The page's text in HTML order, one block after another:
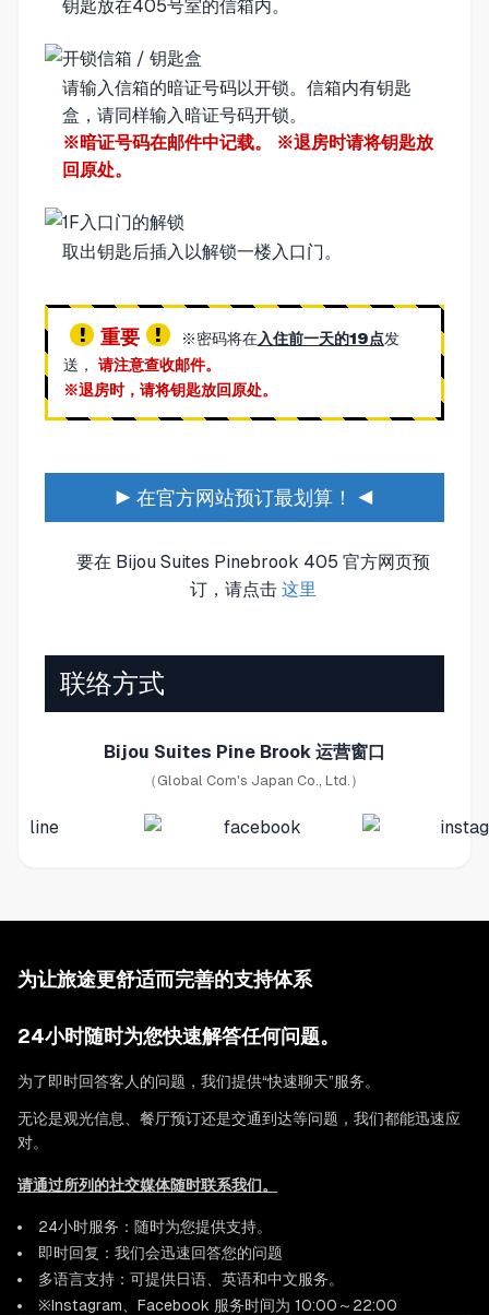
钥匙放在405号室的信箱内。
请输入信箱的暗证号码以开锁。信箱内有钥匙
盒，请同样输入暗证号码开锁。
※暗证号码在邮件中记载。 ※退房时请将钥匙放
回原处。
取出钥匙后插入以解锁一楼入口门。
重要 ※密码将在入住前一天的19点发
送，请注意查收邮件。
※退房时，请将钥匙放回原处。
▶ 在官方网站预订最划算！ ◀
要在 Bijou Suites Pinebrook 405 官方网页预
订，请点击 这里
联络方式
Bijou Suites Pine Brook 运营窗口
（Global Com's Japan Co., Ltd.）
为让旅途更舒适而完善的支持体系
24小时随时为您快速解答任何问题。
为了即时回答客人的问题，我们提供“快速聊天”服务。
无论是观光信息、餐厅预订还是交通到达等问题，我们都能迅速应
对。
请通过所列的社交媒体随时联系我们。
24小时服务：随时为您提供支持。
即时回复：我们会迅速回答您的问题
多语言支持：可提供日语、英语和中文服务。
※Instagram、Facebook 服务时间为 10:00～22:00